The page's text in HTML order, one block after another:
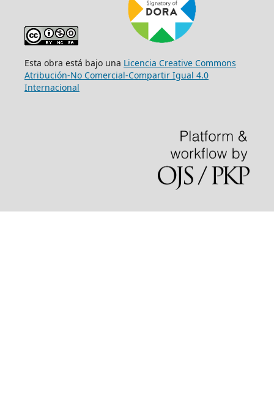
Esta obra está bajo una Licencia Creative Commons
Atribución-No Comercial-Compartir Igual 4.0
Internacional